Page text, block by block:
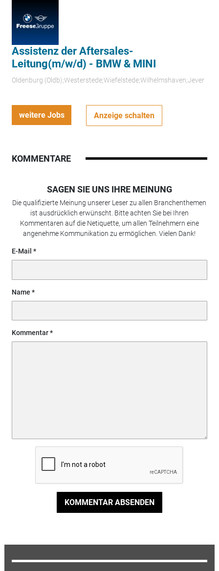
Assistenz der Aftersales-
Leitung(m/w/d) - BMW & MINI
Oldenburg (Oldb);Westerstede;Wiefelstede;Wilhelmshaven;Jever
weitere Jobs Anzeige schalten
KOMMENTARE
SAGEN SIE UNS IHRE MEINUNG
Die qualifizierte Meinung unserer Leser zu allen Branchenthemen
ist ausdrücklich erwünscht. Bitte achten Sie bei Ihren
Kommentaren auf die Netiquette, um allen Teilnehmern eine
angenehme Kommunikation zu ermöglichen. Vielen Dank!
E-Mail
Name
Kommentar
KOMMENTAR ABSENDEN